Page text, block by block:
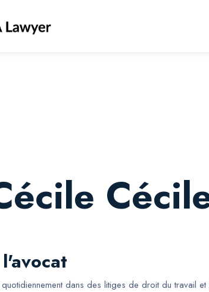
dans des litiges de droit du travail